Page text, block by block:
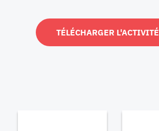
TÉLÉCHARGER L'ACTIVITÉ